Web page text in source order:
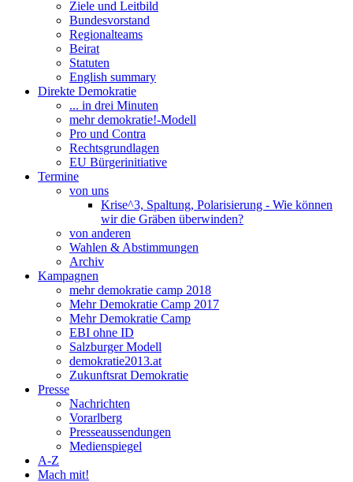
Ziele und Leitbild
Bundesvorstand
Regionalteams
Beirat
Statuten
English summary
Direkte Demokratie
... in drei Minuten
mehr demokratie!-Modell
Pro und Contra
Rechtsgrundlagen
EU Bürgerinitiative
Termine
von uns
Krise^3, Spaltung, Polarisierung - Wie können
wir die Gräben überwinden?
von anderen
Wahlen & Abstimmungen
Archiv
Kampagnen
mehr demokratie camp 2018
Mehr Demokratie Camp 2017
Mehr Demokratie Camp
EBI ohne ID
Salzburger Modell
demokratie2013.at
Zukunftsrat Demokratie
Presse
Nachrichten
Vorarlberg
Presseaussendungen
Medienspiegel
A-Z
Mach mit!